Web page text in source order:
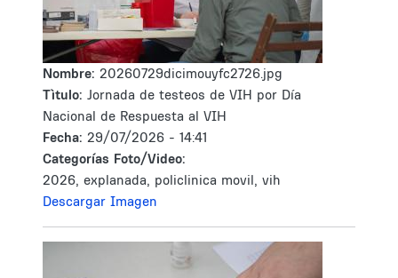
Nombre: 20260729dicimouyfc2726.jpg
Tìtulo: Jornada de testeos de VIH por Día
Nacional de Respuesta al VIH
Fecha: 29/07/2026 - 14:41
Categorías Foto/Video:
2026, explanada, policlinica movil, vih
Descargar Imagen